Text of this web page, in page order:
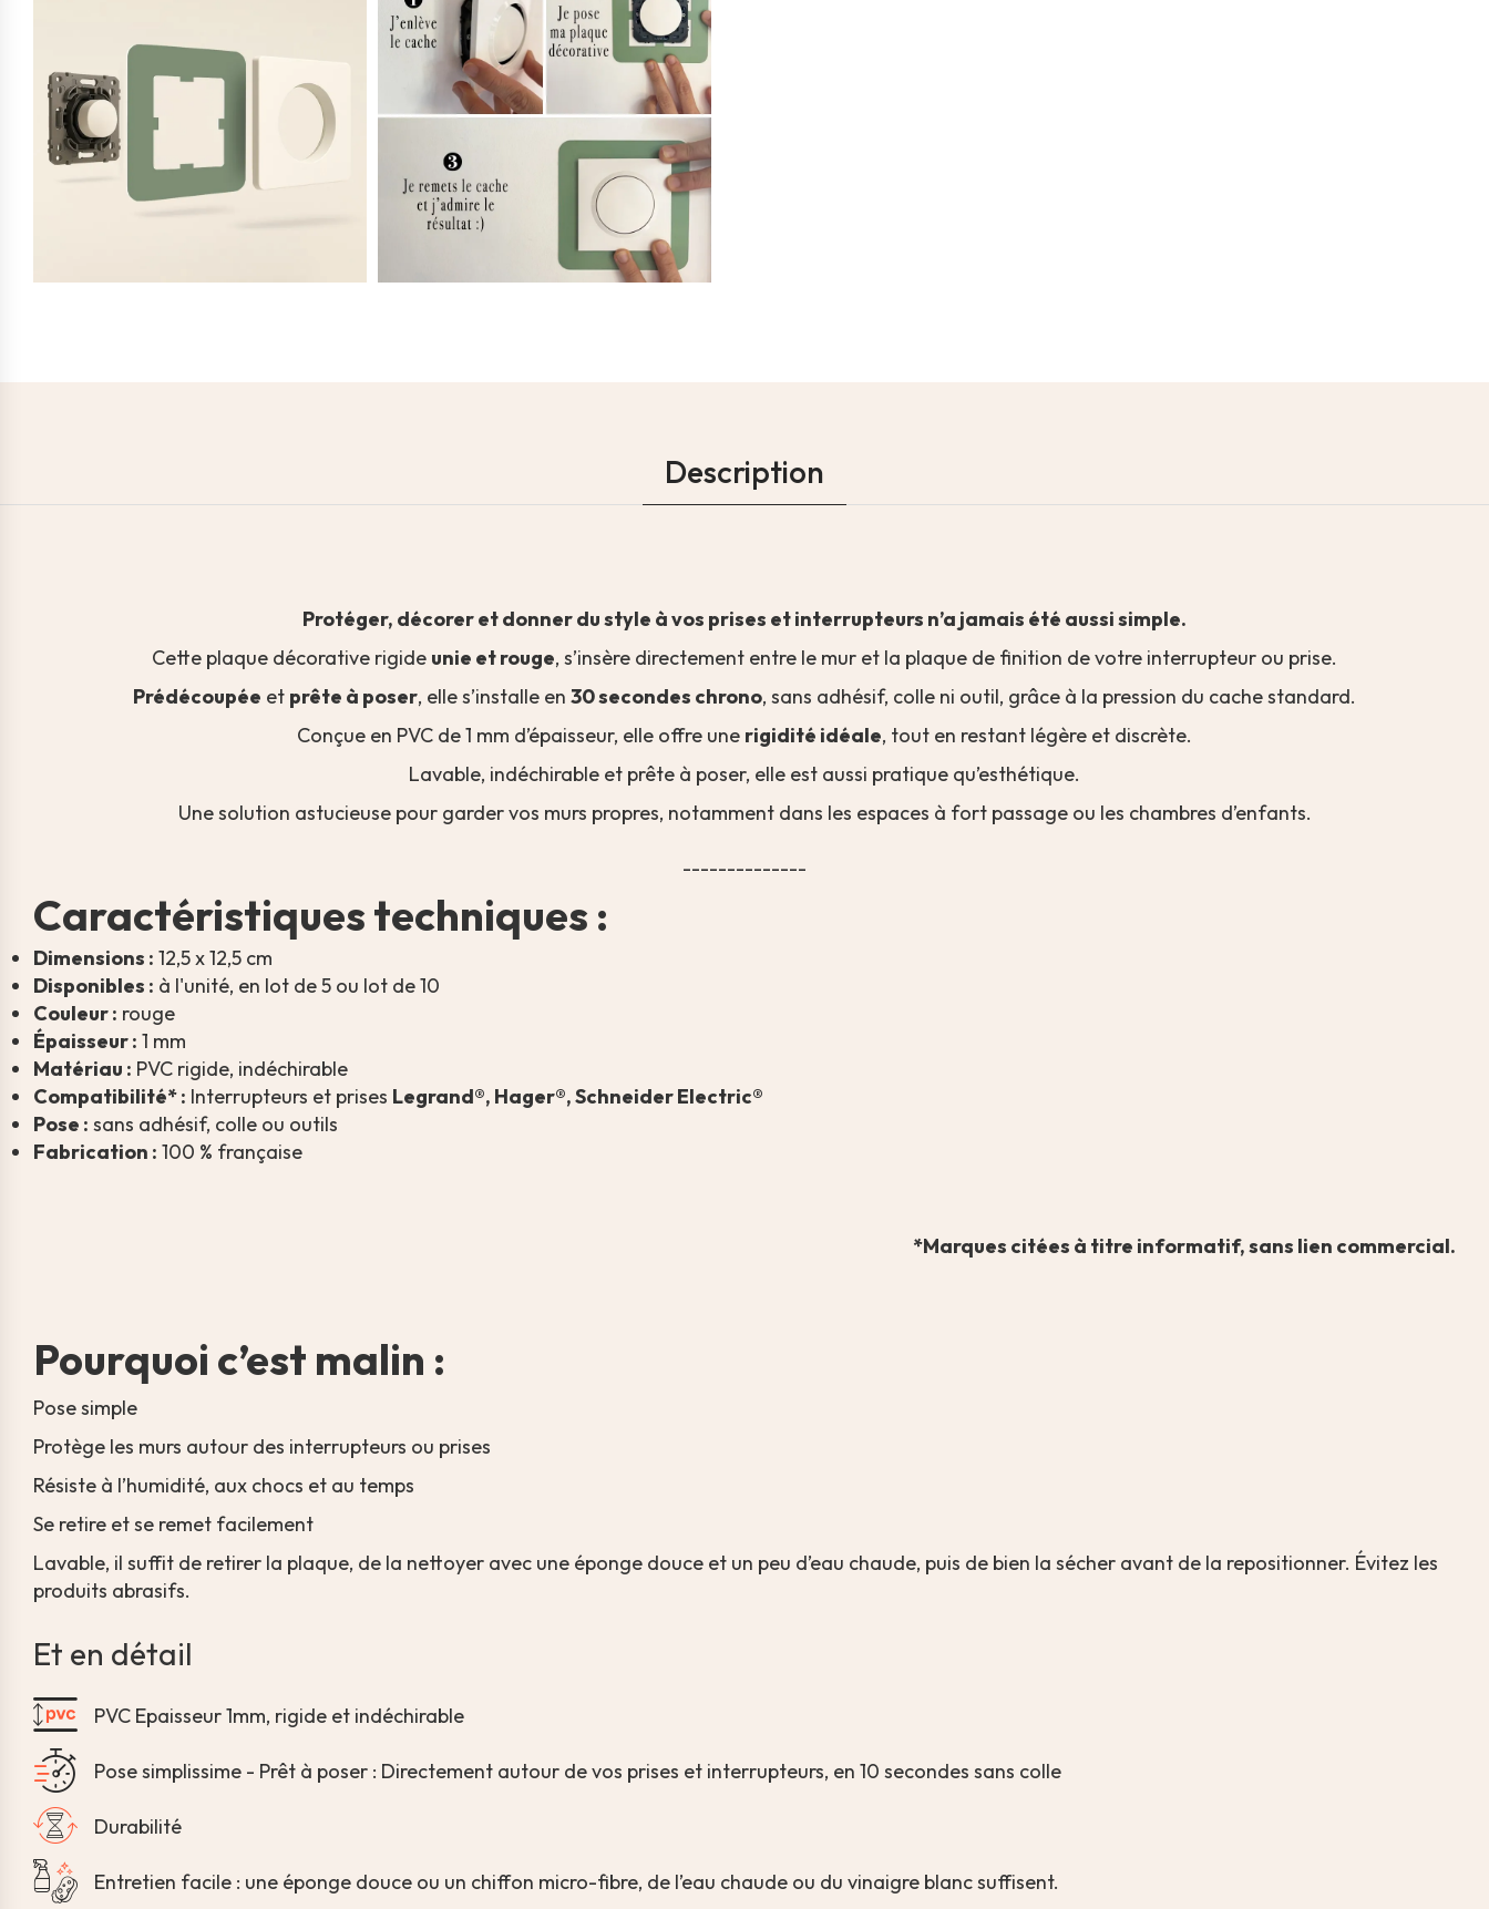
Description
Protéger, décorer et donner du style à vos prises et interrupteurs n’a jamais été aussi simple.
Cette plaque décorative rigide unie et rouge, s’insère directement entre le mur et la plaque de finition de votre interrupteur ou prise.
Prédécoupée et prête à poser, elle s’installe en 30 secondes chrono, sans adhésif, colle ni outil, grâce à la pression du cache standard.
Conçue en PVC de 1 mm d’épaisseur, elle offre une rigidité idéale, tout en restant légère et discrète.
Lavable, indéchirable et prête à poser, elle est aussi pratique qu’esthétique.
Une solution astucieuse pour garder vos murs propres, notamment dans les espaces à fort passage ou les chambres d’enfants.
--------------
Caractéristiques techniques :
Dimensions : 12,5 x 12,5 cm
Disponibles : à l'unité, en lot de 5 ou lot de 10
Couleur : rouge
Épaisseur : 1 mm
Matériau : PVC rigide, indéchirable
Compatibilité* : Interrupteurs et prises Legrand®, Hager®, Schneider Electric®
Pose : sans adhésif, colle ou outils
Fabrication : 100 % française
*Marques citées à titre informatif, sans lien commercial.
Pourquoi c’est malin :
Pose simple
Protège les murs autour des interrupteurs ou prises
Résiste à l’humidité, aux chocs et au temps
Se retire et se remet facilement
Lavable, il suffit de retirer la plaque, de la nettoyer avec une éponge douce et un peu d’eau chaude, puis de bien la sécher avant de la repositionner. Évitez les
produits abrasifs.
Et en détail
PVC Epaisseur 1mm, rigide et indéchirable
Pose simplissime - Prêt à poser : Directement autour de vos prises et interrupteurs, en 10 secondes sans colle
Durabilité
Entretien facile : une éponge douce ou un chiffon micro-fibre, de l’eau chaude ou du vinaigre blanc suffisent.